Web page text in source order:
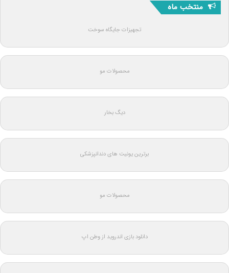
منتخب ماه
تجهیزات جایگاه سوخت
محصولات مو
دیگ بخار
برترین یونیت های دندانپزشکی
محصولات مو
دانلود بازی اندروید از وطن اپ